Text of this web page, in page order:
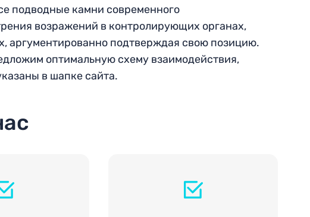
подводные камни современного
возражений в контролирующих органах,
аргументированно подтверждая свою позицию.
оптимальную схему взаимодействия,
в шапке сайта.